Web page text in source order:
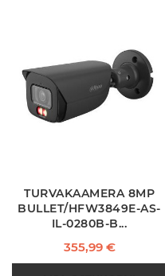
TURVAKAAMERA 8MP
BULLET/HFW3849E-AS-
IL-0280B-B...
Hind
355,99 €